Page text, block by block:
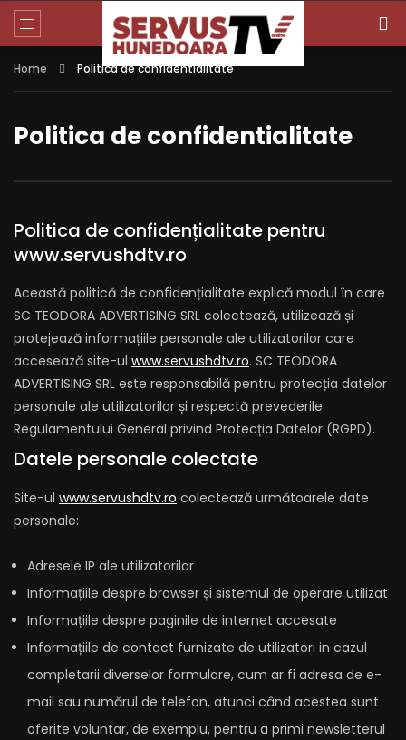
Home Politica de confidentialitate
Politica de confidentialitate
Politica de confidențialitate pentru
www.servushdtv.ro
Această politică de confidențialitate explică modul în care
SC TEODORA ADVERTISING SRL colectează, utilizează și
protejează informațiile personale ale utilizatorilor care
accesează site-ul www.servushdtv.ro. SC TEODORA
ADVERTISING SRL este responsabilă pentru protecția datelor
personale ale utilizatorilor și respectă prevederile
Regulamentului General privind Protecția Datelor (RGPD).
Datele personale colectate
Site-ul www.servushdtv.ro colectează următoarele date
personale:
Adresele IP ale utilizatorilor
Informațiile despre browser și sistemul de operare utilizat
Informațiile despre paginile de internet accesate
Informațiile de contact furnizate de utilizatori in cazul
completarii diverselor formulare, cum ar fi adresa de e-
mail sau numărul de telefon, atunci când acestea sunt
oferite voluntar, de exemplu, pentru a primi newsletterul